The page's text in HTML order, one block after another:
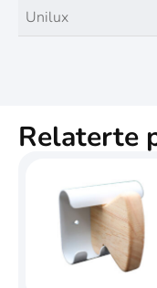
Unilux
Relaterte